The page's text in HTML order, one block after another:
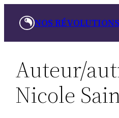
NOS RÉVOLUTIONS
Auteur/
Nicole